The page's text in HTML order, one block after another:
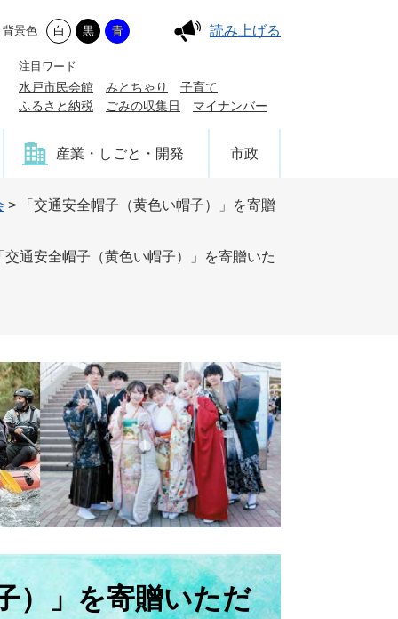
背景色 白 黒 青 読み上げる
注目ワード
水戸市民会館 みとちゃり
子育て
ふるさと納税
ごみの収集日 マイナンバー
産業・しごと・開発 市政
>
「交通安全帽子（黄色い帽子）」を寄贈
交通安全帽子（黄色い帽子）」を寄贈いた
）」を寄贈いただ